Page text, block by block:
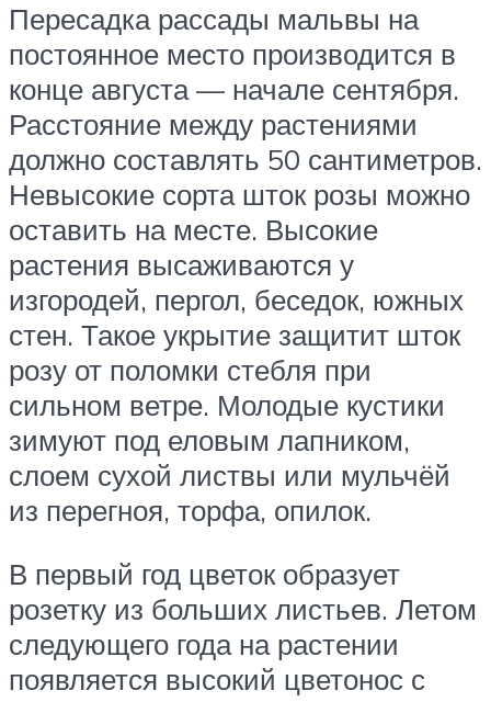
Пересадка рассады мальвы на
постоянное место производится в
конце августа — начале сентября.
Расстояние между растениями
должно составлять 50 сантиметров.
Невысокие сорта шток розы можно
оставить на месте. Высокие
растения высаживаются у
изгородей, пергол, беседок, южных
стен. Такое укрытие защитит шток
розу от поломки стебля при
сильном ветре. Молодые кустики
зимуют под еловым лапником,
слоем сухой листвы или мульчёй
из перегноя, торфа, опилок.
В первый год цветок образует
розетку из больших листьев. Летом
следующего года на растении
появляется высокий цветонос с